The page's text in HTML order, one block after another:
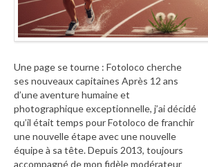
Une page se tourne : Fotoloco cherche
ses nouveaux capitaines Après 12 ans
d’une aventure humaine et
photographique exceptionnelle, j’ai décidé
qu’il était temps pour Fotoloco de franchir
une nouvelle étape avec une nouvelle
équipe à sa tête. Depuis 2013, toujours
accompagné de mon fidèle modérateur